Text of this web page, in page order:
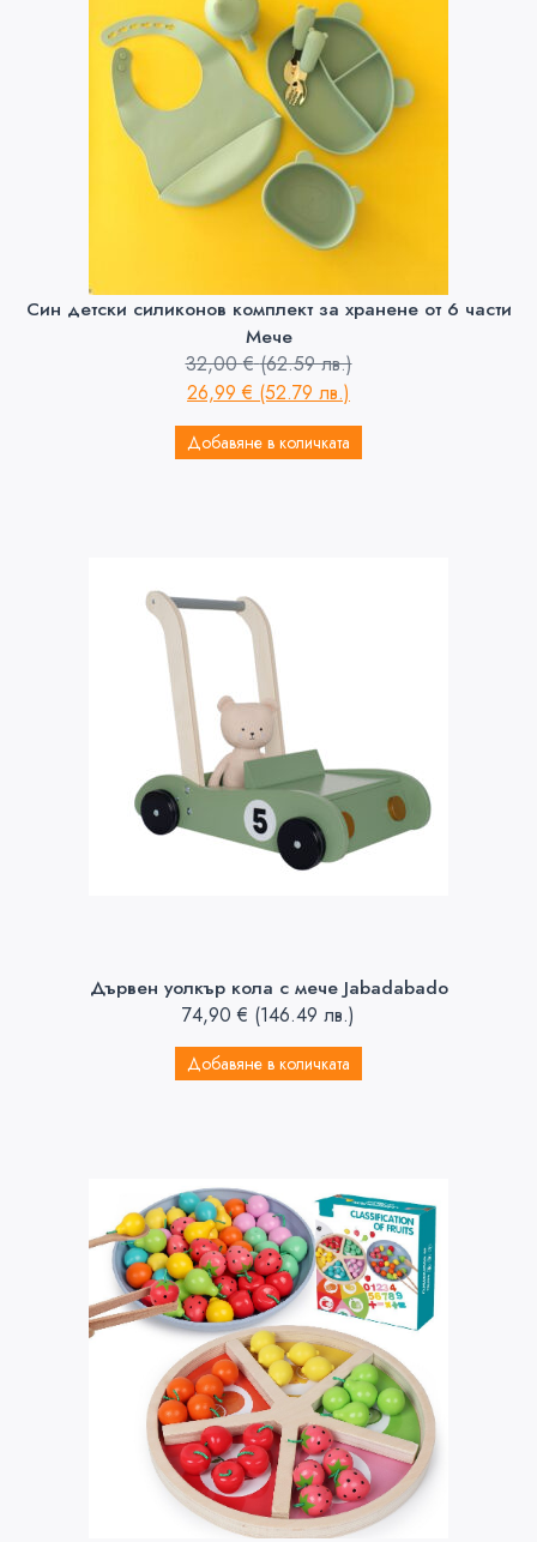
Син детски силиконов комплект за хранене от 6 части
Мече
32,00€ (62.59 лв.)
26,99€ (52.79 лв.)
Добавяне в количката
Дървен уолкър кола с мече Jabadabado
74,90€ (146.49 лв.)
Добавяне в количката